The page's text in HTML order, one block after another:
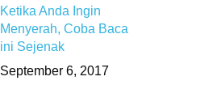
Ketika Anda Ingin
Menyerah, Coba Baca
ini Sejenak
September 6, 2017